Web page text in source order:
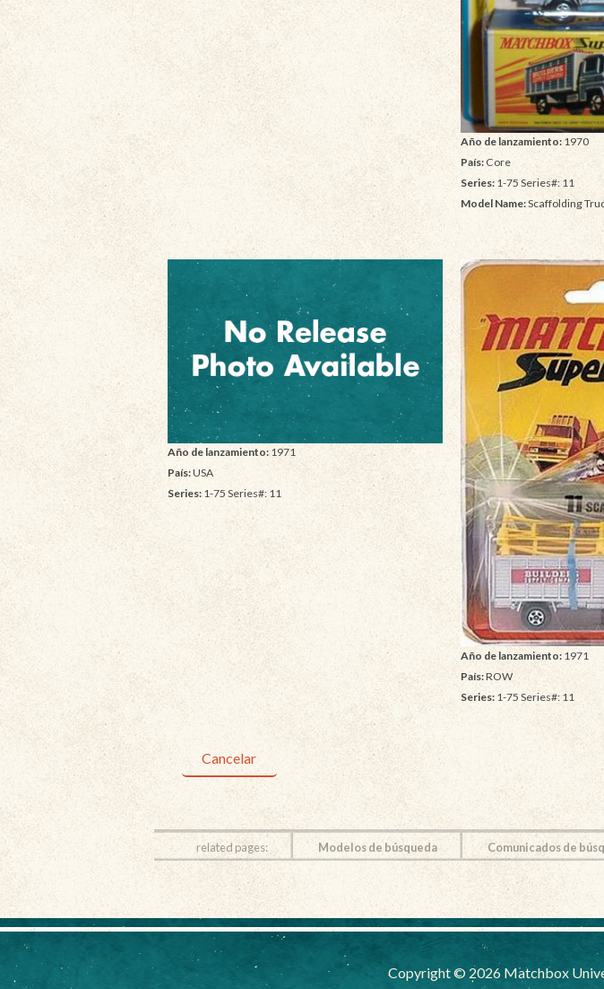
Año de lanzamiento:1970
País:Core
Series:1-75 Series#: 11
Model Name:Scaffolding
Año de lanzamiento: 1971
País:USA
Series: 1-75 Series#: 11
Año de lanzamiento:1971
País:ROW
Series:1-75 Series#: 11
Cancelar
related pages: Modelos de búsqueda Comunicados de
Copyright © 2026 Matchbox